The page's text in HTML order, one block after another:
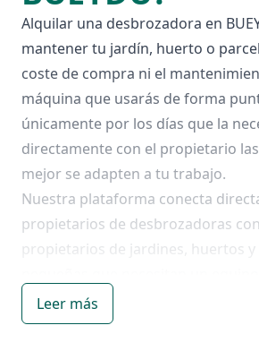
Alquilar una desbrozadora en
mantener tu jardín, huerto o
coste de compra ni el
máquina que usarás de forma
únicamente por los días que la
directamente con el propietario
mejor se adapten a tu trabajo.
Nuestra plataforma conecta
propietarios de desbrozadoras
propietarios de jardines, huertos y
limpieza puntual, el
terreno o el control de la hierba y la
Leer más